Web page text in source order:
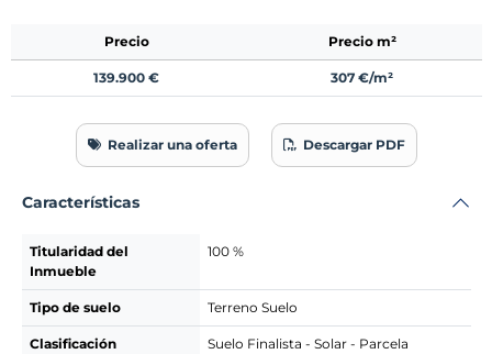
Precio Precio m²
139.900 € 307 €/m²
Realizar una oferta Descargar PDF
Características
Titularidad del
Inmueble
100 %
Tipo de suelo Terreno Suelo
Clasificación
Suelo Finalista - Solar - Parcela